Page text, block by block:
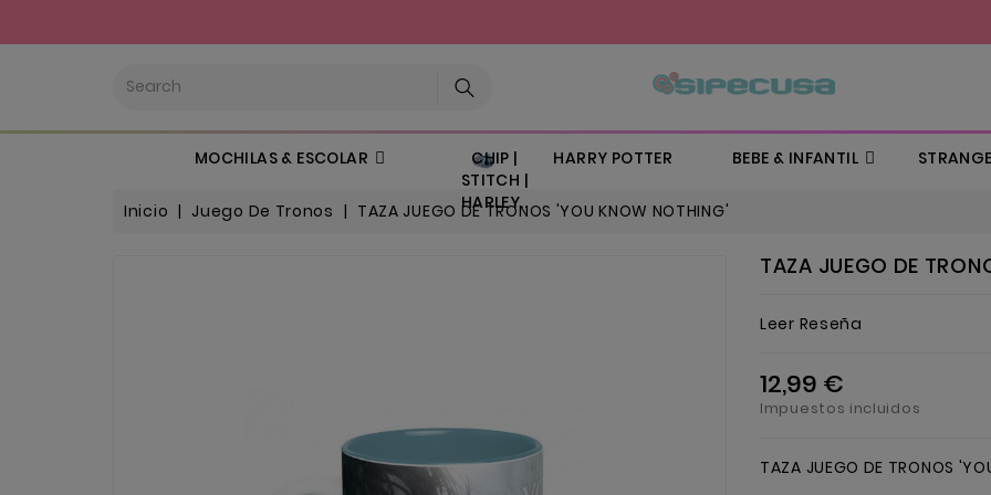
MOCHILAS & ESCOLAR
CHIP |
STITCH |
HARLEY..
HARRY POTTER BEBE & INFANTIL
Inicio Juego De Tronos TAZA JUEGO DE TRONOS 'YOU KNOW NOTHING'
TAZA JUEGO DE
Leer Reseña
12,99 €
Impuestos incluidos
TAZA JUEGO DE TRONOS